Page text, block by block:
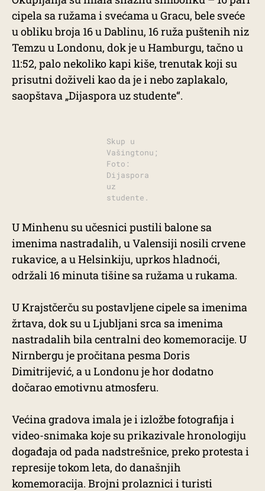
cipela sa ružama i svećama u Gracu, bele sveće
u obliku broja 16 u Dablinu, 16 ruža puštenih niz
Temzu u Londonu, dok je u Hamburgu, tačno u
11:52, palo nekoliko kapi kiše, trenutak koji su
prisutni doživeli kao da je i nebo zaplakalo,
saopštava „Dijaspora uz studente“.
Skup u
Vašingtonu;
Foto:
Dijaspora
uz
studente.
U Minhenu su učesnici pustili balone sa
imenima nastradalih, u Valensiji nosili crvene
rukavice, a u Helsinkiju, uprkos hladnoći,
održali 16 minuta tišine sa ružama u rukama.
U Krajstčerču su postavljene cipele sa imenima
žrtava, dok su u Ljubljani srca sa imenima
nastradalih bila centralni deo komemoracije. U
Nirnbergu je pročitana pesma Doris
Dimitrijević, a u Londonu je hor dodatno
dočarao emotivnu atmosferu.
Većina gradova imala je i izložbe fotografija i
video-snimaka koje su prikazivale hronologiju
događaja od pada nadstrešnice, preko protesta i
represije tokom leta, do današnjih
komemoracija. Brojni prolaznici i turisti